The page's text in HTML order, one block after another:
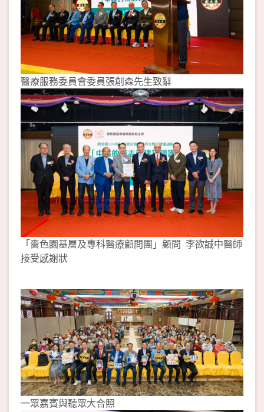
醫療服務委員會委員張創森先生致辭
「嗇色園基層及專科醫療顧問團」顧問 李欲誠中醫師
接受感謝狀
一眾嘉賓與聽眾大合照